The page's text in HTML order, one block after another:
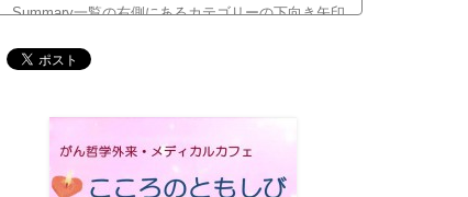
Summary一覧の右側にあるカテゴリーの下向き矢印
ご覧頂きたいサブカテゴリーをクリックするとサブ
12月21日（木）22:00～翌22日（金）10:00頃にサイ
トメンテナンス作業を行います。 作業中は、サイト